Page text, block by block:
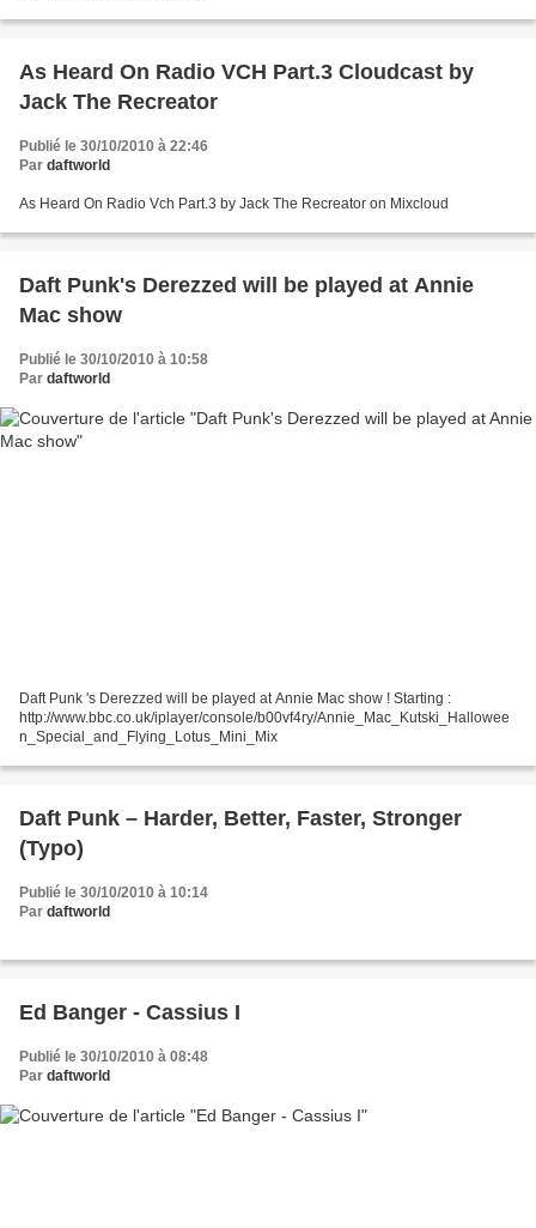
As Heard On Radio VCH Part.3 Cloudcast by
Jack The Recreator
Publié le 30/10/2010 à 22:46
Par daftworld
As Heard On Radio Vch Part.3 by Jack The Recreator on Mixcloud
Daft Punk's Derezzed will be played at Annie
Mac show
Publié le 30/10/2010 à 10:58
Par daftworld
Daft Punk 's Derezzed will be played at Annie Mac show ! Starting :
http://www.bbc.co.uk/iplayer/console/b00vf4ry/Annie_Mac_Kutski_Hallowee
n_Special_and_Flying_Lotus_Mini_Mix
Daft Punk – Harder, Better, Faster, Stronger
(Typo)
Publié le 30/10/2010 à 10:14
Par daftworld
Ed Banger - Cassius I
Publié le 30/10/2010 à 08:48
Par daftworld